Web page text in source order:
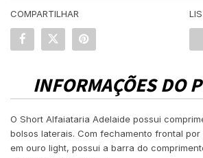
COMPARTILHAR
INFORMAÇÕES DO
O Short Alfaiataria Adelaide possui
bolsos laterais. Com fechamento frontal
em ouro light, possui a barra do